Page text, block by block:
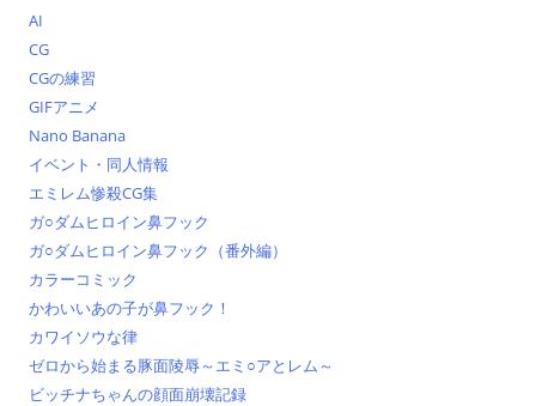
AI
CG
CGの練習
GIFアニメ
Nano Banana
イベント・同人情報
エミレム惨殺CG集
ガ○ダムヒロイン鼻フック
ガ○ダムヒロイン鼻フック（番外編）
カラーコミック
かわいいあの子が鼻フック！
カワイソウな律
ゼロから始まる豚面陵辱～エミ○アとレム～
ビッチナちゃんの顔面崩壊記録